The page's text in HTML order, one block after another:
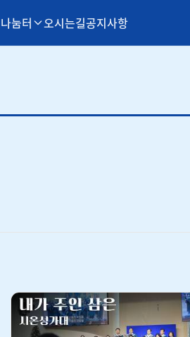
눔터 오시는길공지사항